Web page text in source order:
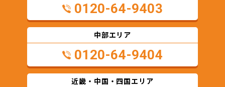
0120-64-9403
中部エリア
0120-64-9404
近畿・中国・四国エリア